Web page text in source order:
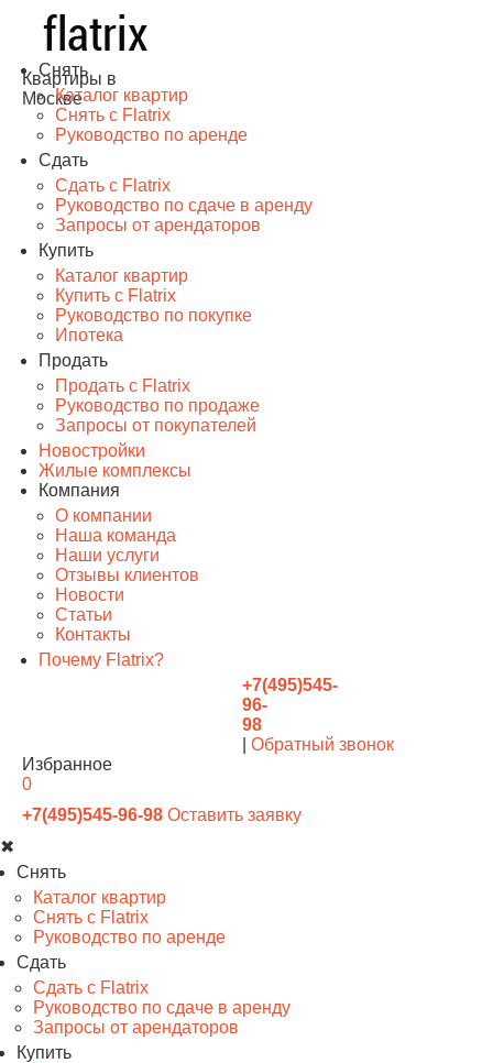
Квартиры в
Москве
Снять
Каталог квартир
Снять с Flatrix
Руководство по аренде
Сдать
Сдать с Flatrix
Руководство по сдаче в аренду
Запросы от арендаторов
Купить
Каталог квартир
Купить с Flatrix
Руководство по покупке
Ипотека
Продать
Продать с Flatrix
Руководство по продаже
Запросы от покупателей
Новостройки
Жилые комплексы
Компания
О компании
Наша команда
Наши услуги
Отзывы клиентов
Новости
Статьи
Контакты
Почему Flatrix?
+7(495)545-
96-
98
Обратный звонок
Избранное
0
+7(495)545-96-98 Оставить заявку
✖
Снять
Каталог квартир
Снять с Flatrix
Руководство по аренде
Сдать
Сдать с Flatrix
Руководство по сдаче в аренду
Запросы от арендаторов
Купить